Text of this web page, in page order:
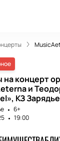
на концерт
и
КЗ Зарядье
6+
19:00